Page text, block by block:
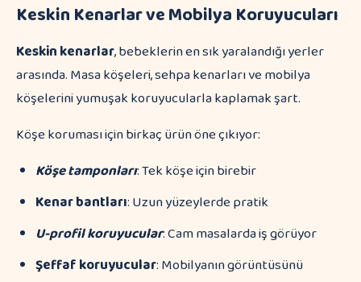
Keskin Kenarlar ve Mobilya Koruyucuları
Keskin kenarlar, bebeklerin en sık yaralandığı yerler
arasında. Masa köşeleri, sehpa kenarları ve mobilya
köşelerini yumuşak koruyucularla kaplamak şart.
Köşe koruması için birkaç ürün öne çıkıyor:
Köşe tamponları: Tek köşe için birebir
Kenar bantları: Uzun yüzeylerde pratik
U-profil koruyucular: Cam masalarda iş görüyor
Şeffaf koruyucular: Mobilyanın görüntüsünü